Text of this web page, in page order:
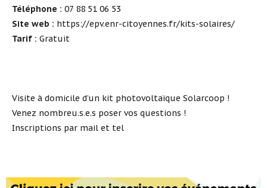
Téléphone : 07 88 51 06 53
Site web : https://epv.enr-citoyennes.fr/kits-solaires/
Tarif : Gratuit
Visite à domicile d’un kit photovoltaïque Solarcoop !
Venez nombreu.s.e.s poser vos questions !
Inscriptions par mail et tel